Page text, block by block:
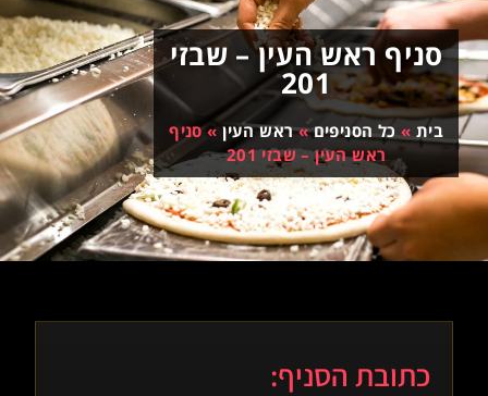
סניף ראש העין – שבזי
201
בית » כל הסניפים»ראש העין»סניף
ראש העין – שבזי 201
כתובת הסניף: